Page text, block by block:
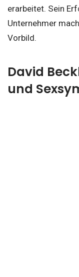
erarbeitet. Sein
Unternehmer
Vorbild.
David
und